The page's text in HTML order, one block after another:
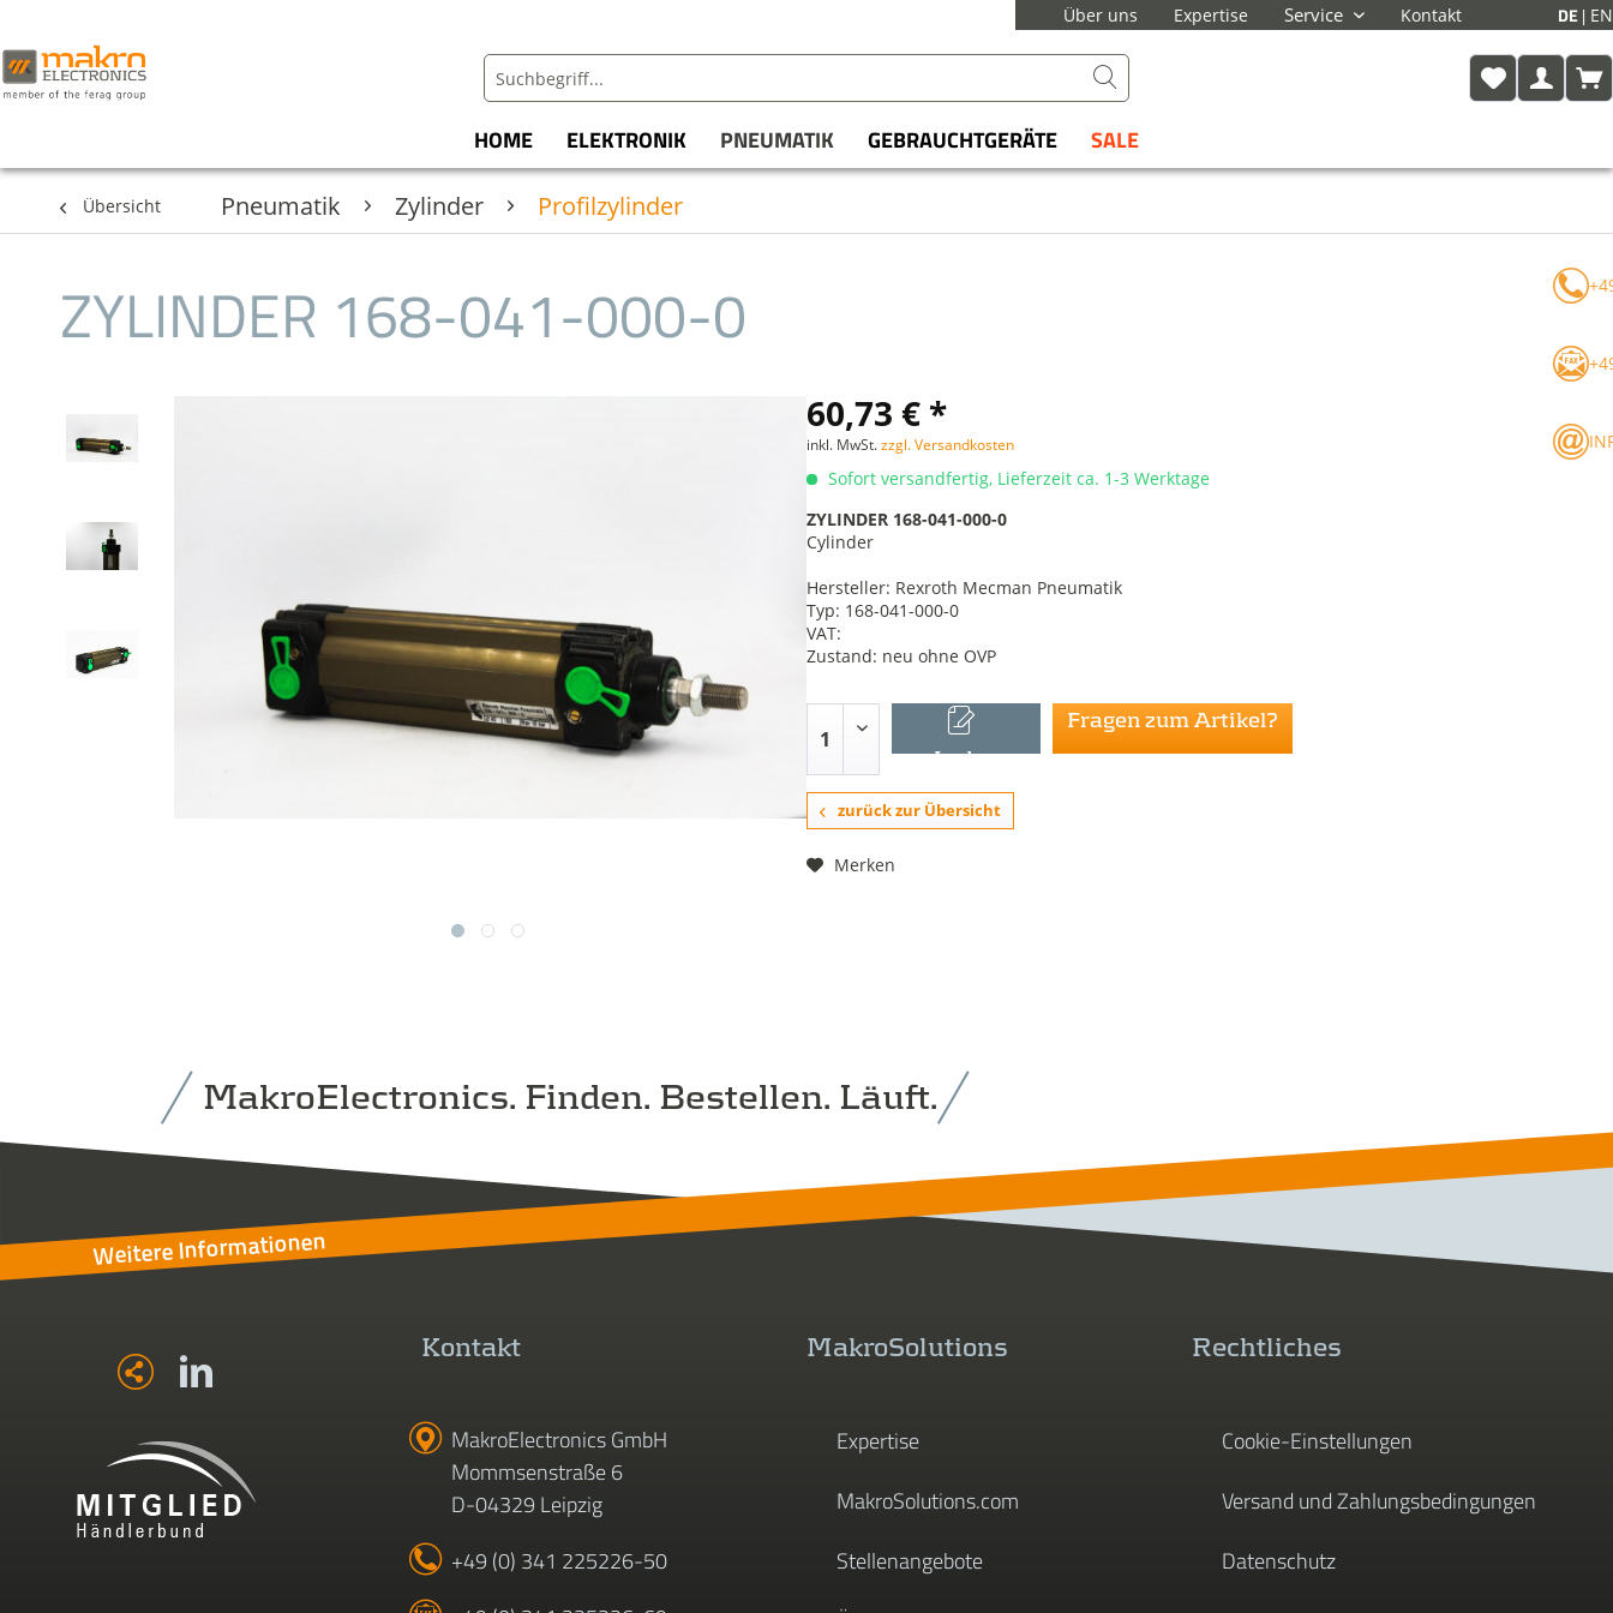
Über uns Expertise Service Kontakt DE EN
HOME ELEKTRONIK PNEUMATIK GEBRAUCHTGERÄTE SALE
Übersicht Pneumatik Zylinder Profilzylinder
ZYLINDER 168-041-000-0
60,73 € *
inkl. MwSt.zzgl. Versandkosten
Sofort versandfertig, Lieferzeit ca. 1-3 Werktage
ZYLINDER 168-041-000-0
Cylinder
Hersteller: Rexroth Mecman Pneumatik
Typ: 168-041-000-0
VAT:
Zustand: neu ohne OVP
In den
Warenkorb
Fragen zum Artikel?
zurück zur Übersicht
Merken
MakroElectronics. Finden. Bestellen. Läuft.
Weitere Informationen
Kontakt
MakroElectronics GmbH
Mommsenstraße 6
D-04329 Leipzig
+49 (0) 341 225226-50
MakroSolutions
Expertise
MakroSolutions.com
Stellenangebote
Rechtliches
Cookie-Einstellungen
Versand und Zahlungsbedingungen
Datenschutz